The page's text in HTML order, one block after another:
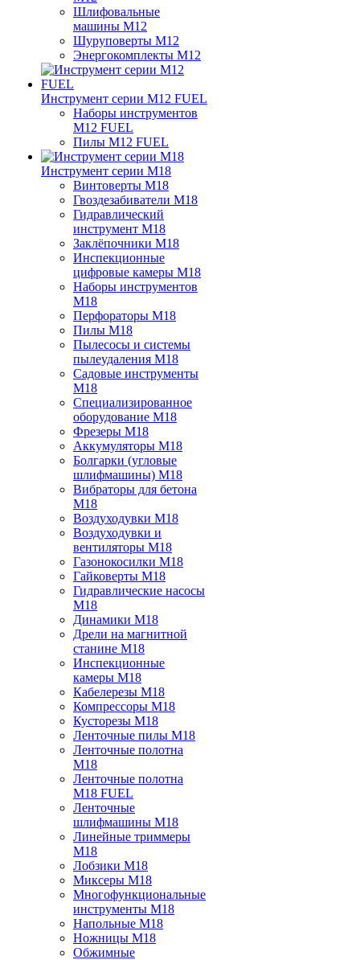
Шлифовальные
машины M12
Шуруповерты M12
Энергокомплекты M12
Инструмент серии M12 FUEL
Наборы инструментов
M12 FUEL
Пилы M12 FUEL
Инструмент серии M18
Винтоверты M18
Гвоздезабиватели M18
Гидравлический
инструмент M18
Заклёпочники M18
Инспекционные
цифровые камеры M18
Наборы инструментов
M18
Перфораторы M18
Пилы M18
Пылесосы и системы
пылеудаления M18
Садовые инструменты
M18
Специализированное
оборудование M18
Фрезеры M18
Аккумуляторы M18
Болгарки (угловые
шлифмашины) M18
Вибраторы для бетона
M18
Воздуходувки M18
Воздуходувки и
вентиляторы M18
Газонокосилки M18
Гайковерты M18
Гидравлические насосы
M18
Динамики M18
Дрели на магнитной
станине M18
Инспекционные
камеры M18
Кабелерезы M18
Компрессоры M18
Кусторезы M18
Ленточные пилы M18
Ленточные полотна
M18
Ленточные полотна
M18 FUEL
Ленточные
шлифмашины M18
Линейные триммеры
M18
Лобзики M18
Миксеры M18
Многофункциональные
инструменты M18
Напольные M18
Ножницы M18
Обжимные